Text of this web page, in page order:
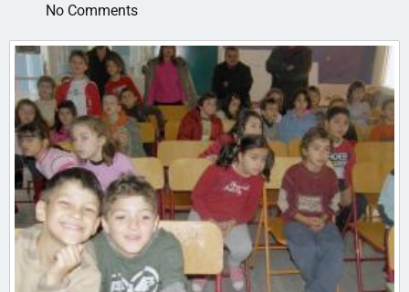
No Comments